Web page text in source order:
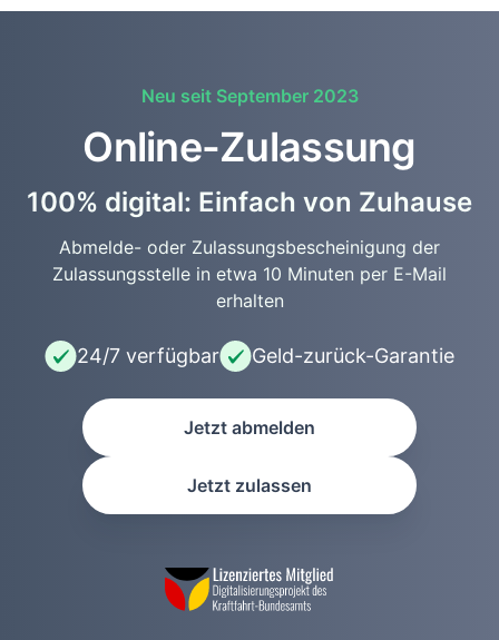
Neu seit September 2023
Online-Zulassung
100% digital: Einfach von Zuhause
Abmelde- oder Zulassungsbescheinigung der
Zulassungsstelle in etwa 10 Minuten per E-Mail
erhalten
24/7 verfügbar Geld-zurück-Garantie
Jetzt abmelden
Jetzt zulassen